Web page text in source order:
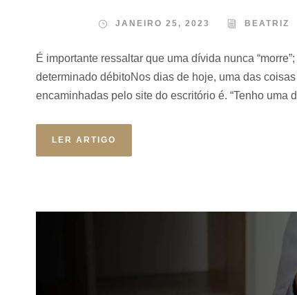
JANEIRO 25, 2023 BEATRIZ
É importante ressaltar que uma dívida nunca
determinado débitoNos dias de hoje, uma das
encaminhadas pelo site do escritório é. “Tenho
LER ARTIGO